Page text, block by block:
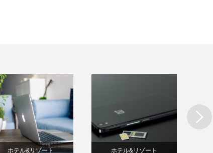
ホテル&リゾート ホテル&リゾート